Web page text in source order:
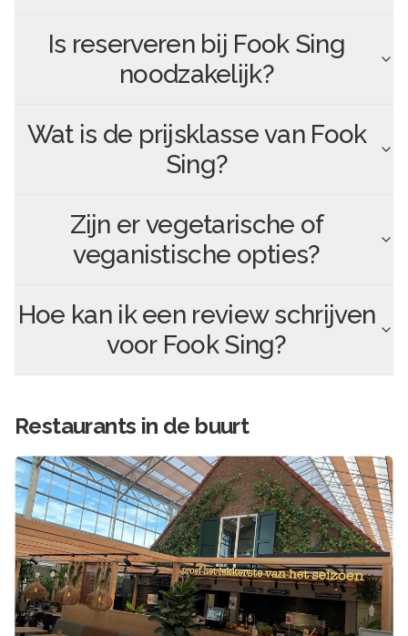
Is reserveren bij Fook Sing
noodzakelijk?
Wat is de prijsklasse van Fook
Sing?
Zijn er vegetarische of
veganistische opties?
Hoe kan ik een review schrijven
voor Fook Sing?
Restaurants in de buurt